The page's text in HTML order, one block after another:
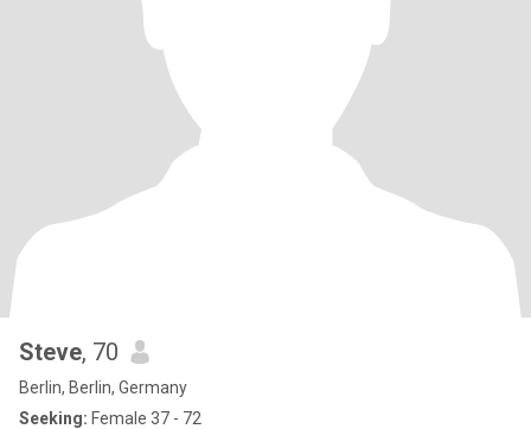
Steve, 70
Berlin, Berlin, Germany
Seeking: Female 37 - 72